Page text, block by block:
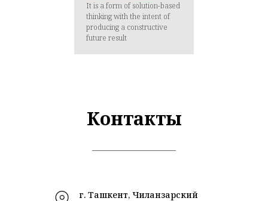
It is a form of solution-based
thinking with the intent of
producing a constructive
future result
Контакты
г. Ташкент, Чиланзарский